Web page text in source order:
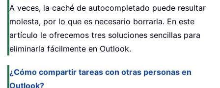
A veces, la caché de autocompletado puede resultar
molesta, por lo que es necesario borrarla. En este
artículo le ofrecemos tres soluciones sencillas para
eliminarla fácilmente en Outlook.
¿Cómo compartir tareas con otras personas en
Outlook?